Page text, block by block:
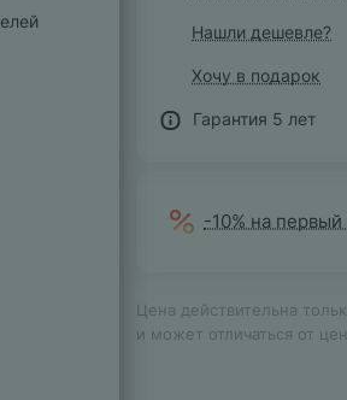
Нашли дешевле?
Хочу в подарок
Гарантия 5 лет
-10% на первый
Цена действительна
и может отличаться от